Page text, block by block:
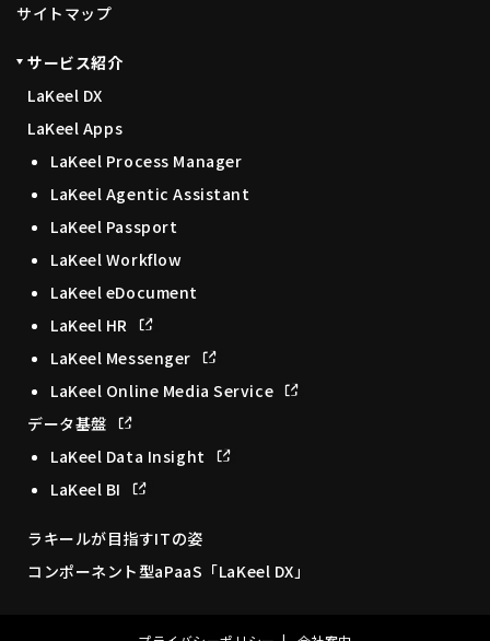
サイトマップ
サービス紹介
LaKeel DX
LaKeel Apps
LaKeel Process Manager
LaKeel Agentic Assistant
LaKeel Passport
LaKeel Workflow
LaKeel eDocument
LaKeel HR
LaKeel Messenger
LaKeel Online Media Service
データ基盤
LaKeel Data Insight
LaKeel BI
ラキールが目指すITの姿
コンポーネント型aPaaS「LaKeel DX」